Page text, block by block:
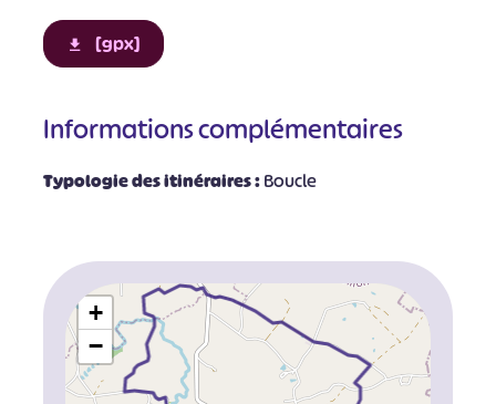
[gpx]
Informations complémentaires
Typologie des itinéraires :Boucle
+
−